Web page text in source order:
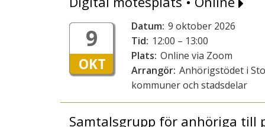
9
OKT
Datum: 9 oktober 2026
Tid: 12:00 – 13:00
Plats: Online via Zoom
Arrangör: Anhörigstödet i
kommuner och stadsdelar
Samtalsgrupp för anhöriga till